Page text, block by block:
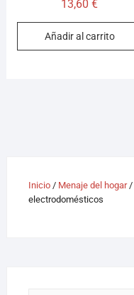
13,60€
Añadir al carrito
Inicio/ Menaje del hogar/
electrodomésticos